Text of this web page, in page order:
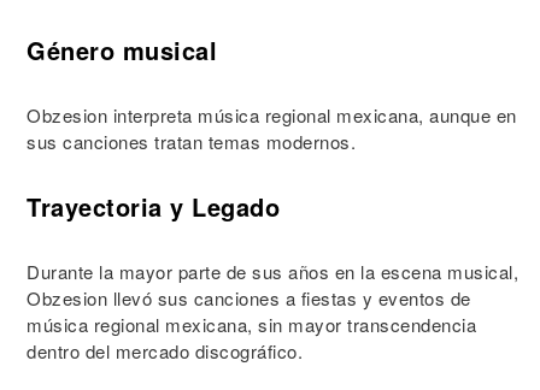
Género musical
Obzesion interpreta música regional mexicana, aunque en
sus canciones tratan temas modernos.
Trayectoria y Legado
Durante la mayor parte de sus años en la escena musical,
Obzesion llevó sus canciones a fiestas y eventos de
música regional mexicana, sin mayor transcendencia
dentro del mercado discográfico.